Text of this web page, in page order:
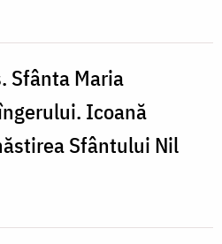
Sfânta Maria
Icoană
Sfântului Nil